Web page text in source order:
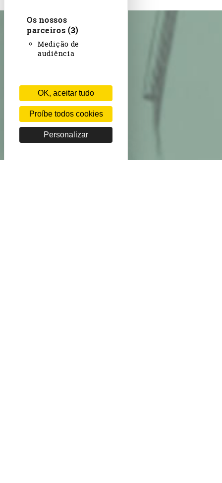
Os nossos
parceiros (3)
Medição de
audiência
OK, aceitar tudo
Proíbe todos cookies
Personalizar